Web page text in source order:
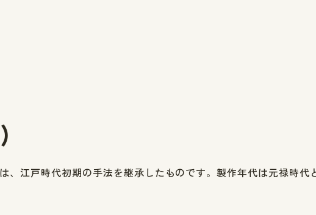
、江戸時代初期の手法を継承したものです。製作年代は元禄時